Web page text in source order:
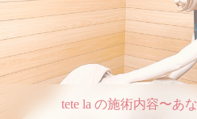
tete la の施術内容〜あ